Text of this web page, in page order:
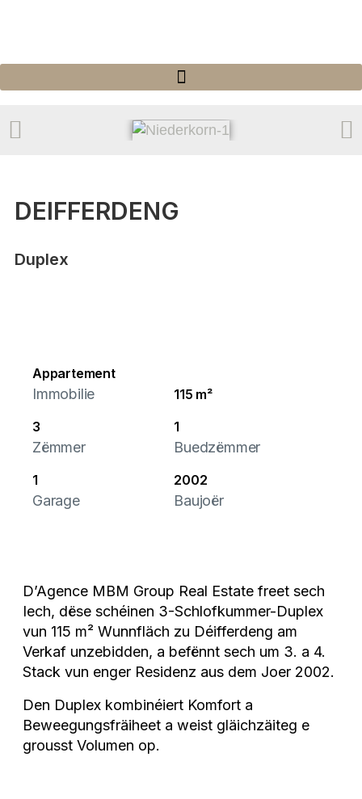
DEIFFERDENG
Duplex
Appartement
Immobilie
115 m²
3
Zëmmer
1
Buedzëmmer
1
Garage
2002
Baujoër
D’Agence MBM Group Real Estate freet sech
Iech, dëse schéinen 3-Schlofkummer-Duplex
vun 115 m² Wunnfläch zu Déifferdeng am
Verkaf unzebidden, a befënnt sech um 3. a 4.
Stack vun enger Residenz aus dem Joer 2002.
Den Duplex kombinéiert Komfort a
Beweegungsfräiheet a weist gläichzäiteg e
grousst Volumen op.